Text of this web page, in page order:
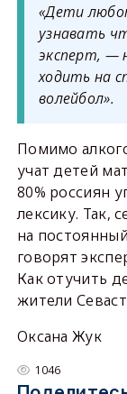
«Дети
узнавать
эксперт, —
ходить на
волейбол».
Помимо
учат детей
80% россиян
лексику. Так,
на
говорят
Как отучить
жители
Оксана Жук
1046